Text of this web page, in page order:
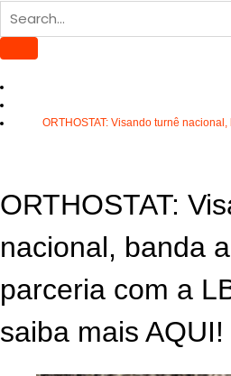
ORTHOSTAT: Visando turnê
ORTHOSTAT:
nacional, banda
parceria com a
saiba mais AQUI!